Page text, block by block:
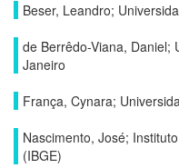
Beser, Leandro;
de Berrêdo-Viana, Daniel;
Janeiro
França, Cynara;
Nascimento, José;
(IBGE)